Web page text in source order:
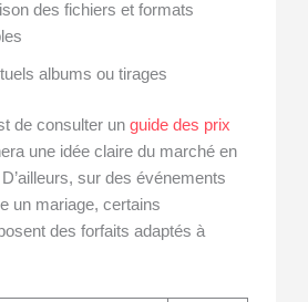
des fichiers et formats
albums ou tirages
de consulter unguide des prix
une idée claire du marché en
sur des événements
un mariage, certains
des forfaits adaptés à